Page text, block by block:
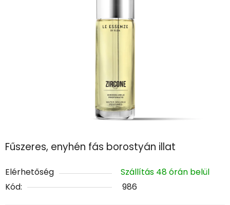
Fűszeres, enyhén fás borostyán illat
Elérhetőség
Szállítás 48 órán belül
Kód:
986